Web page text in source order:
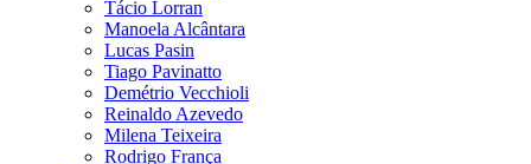
Tácio Lorran
Manoela Alcântara
Lucas Pasin
Tiago Pavinatto
Demétrio Vecchioli
Reinaldo Azevedo
Milena Teixeira
Rodrigo França